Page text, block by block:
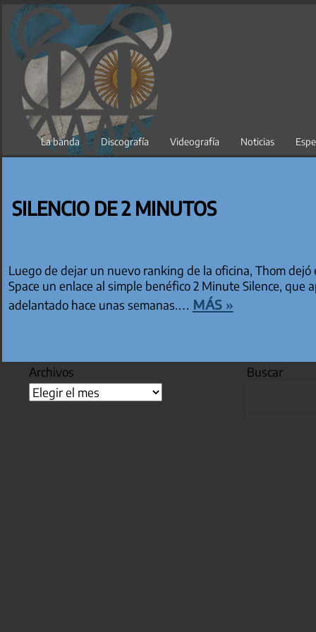
Saltar
contenido
La banda Discografía Videografía Noticias
SILENCIO DE 2 MINUTOS
Luego de dejar un nuevo ranking de la oficina, Thom
Space un enlace al simple benéfico 2 Minute Silence, que
adelantado hace unas semanas.… más »
Archivos Buscar